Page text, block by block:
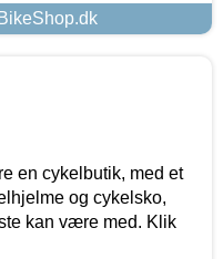
en cykelbutik, med et
og cykelsko,
kan være med. Klik